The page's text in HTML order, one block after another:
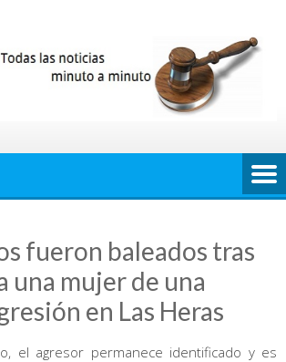
fueron baleados tras
una mujer de una
en Las Heras
el agresor permanece identificado y es